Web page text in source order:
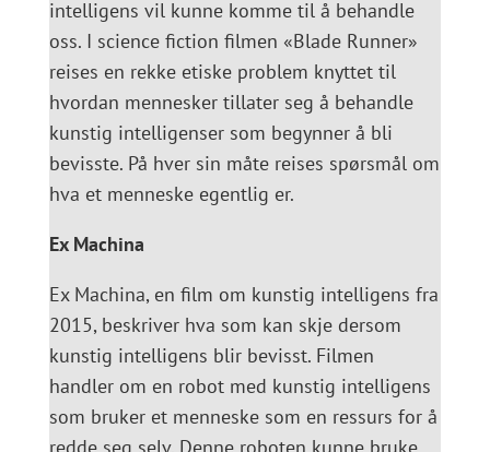
intelligens vil kunne komme til å behandle
oss. I science fiction filmen «Blade Runner»
reises en rekke etiske problem knyttet til
hvordan mennesker tillater seg å behandle
kunstig intelligenser som begynner å bli
bevisste. På hver sin måte reises spørsmål om
hva et menneske egentlig er.
Ex Machina
Ex Machina, en film om kunstig intelligens fra
2015, beskriver hva som kan skje dersom
kunstig intelligens blir bevisst. Filmen
handler om en robot med kunstig intelligens
som bruker et menneske som en ressurs for å